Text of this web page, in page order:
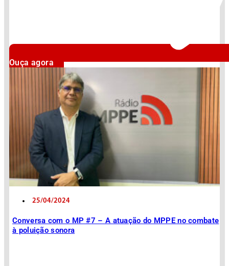
Ouça agora
25/04/2024
Conversa com o MP #7 – A atuação do MPPE no combate
à poluição sonora